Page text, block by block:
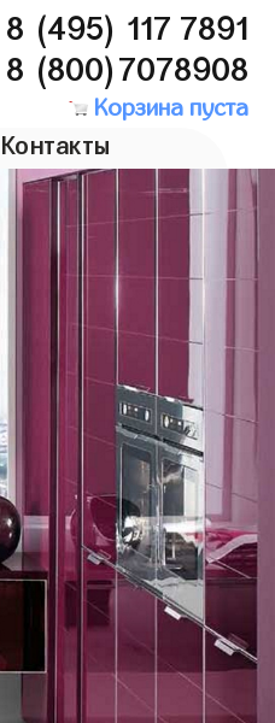
8 (495) 117 7891
8 (800)7078908
Корзина пуста
Контакты